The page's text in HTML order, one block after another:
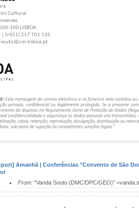
Cultural
100 LISBOA
| (+351) 217 701 135
lisboa.pt
Amanhã | Conferências "Convento de São
From: "Vanda Souto (DMC/DPC/GEO)"